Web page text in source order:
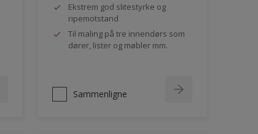
Ekstrem god slitestyrke og
ripemotstand
Til maling på tre innendørs som
dører, lister og møbler mm.
Sammenligne